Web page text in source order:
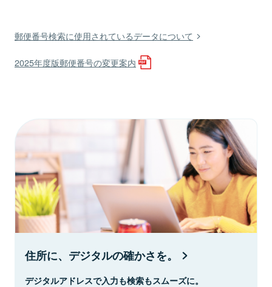
郵便番号検索に使用されているデータについて
2025年度版郵便番号の変更案内
住所に、デジタルの確かさを。
デジタルアドレスで入力も検索もスムーズに。